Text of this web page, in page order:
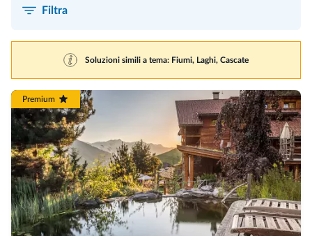
Filtra
Soluzioni simili a tema: Fiumi, Laghi, Cascate
Premium